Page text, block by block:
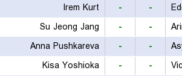
-
-
Irem Kurt
-
-
Su Jeong Jang
-
-
Anna Pushkareva
-
-
Kisa Yoshioka